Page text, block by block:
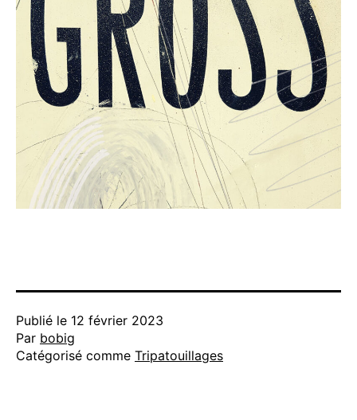
Publié le 12 février 2023
Par bobig
Catégorisé comme Tripatouillages